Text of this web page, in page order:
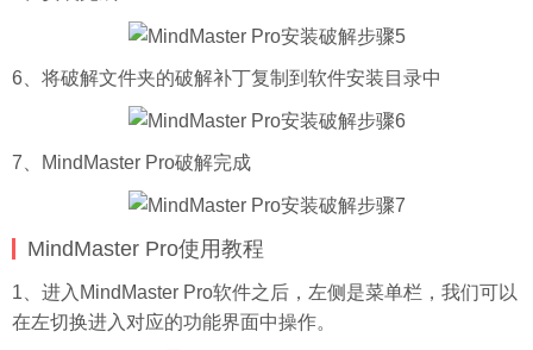
6、将破解文件夹的破解补丁复制到软件安装目录中
7、MindMaster Pro破解完成
MindMaster Pro使用教程
1、进入MindMaster Pro软件之后，左侧是菜单栏，我们可以
在左切换进入对应的功能界面中操作。